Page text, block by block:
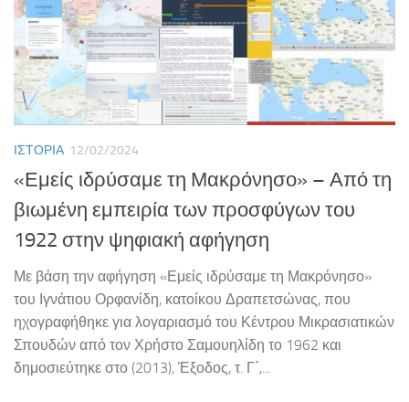
ΙΣΤΟΡΊΑ 12/02/2024
«Εμείς ιδρύσαμε τη Μακρόνησο» – Από τη
βιωμένη εμπειρία των προσφύγων του
1922 στην ψηφιακή αφήγηση
Με βάση την αφήγηση «Εμείς ιδρύσαμε τη Μακρόνησο»
του Ιγνάτιου Ορφανίδη, κατοίκου Δραπετσώνας, που
ηχογραφήθηκε για λογαριασμό του Κέντρου Μικρασιατικών
Σπουδών από τον Χρήστο Σαμουηλίδη το 1962 και
δημοσιεύτηκε στο (2013), Έξοδος, τ. Γ΄,...